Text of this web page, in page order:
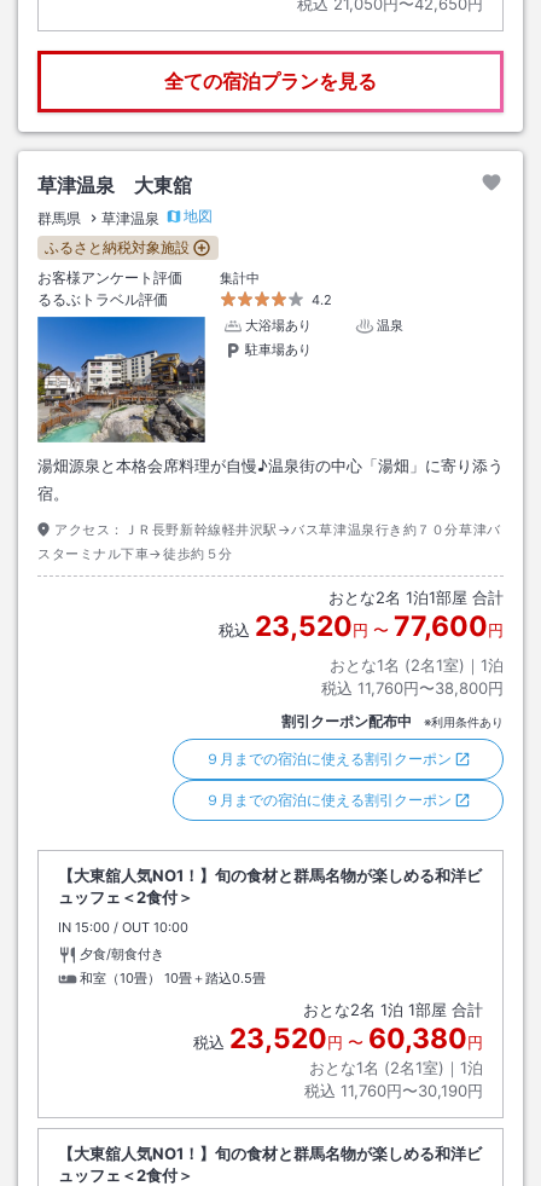
全ての宿泊プランを見る
草津温泉 大東舘
群馬県 草津温泉
地図
ふるさと納税対象施設
お客様アンケート評価
集計中
るるぶトラベル評価
4.2
大浴場あり
温泉
駐車場あり
湯畑源泉と本格会席料理が自慢♪温泉街の中心「湯畑」に寄り添う
宿。
アクセス：
ＪＲ長野新幹線軽井沢駅→バス草津温泉行き約７０分草津バ
スターミナル下車→徒歩約５分
おとな2名 1泊1部屋 合計
税込 23,520円 〜 77,600円
おとな1名 (2名1室)｜ 1泊
税込 11,760円〜38,800円
割引クーポン配布中 ※利用条件あり
９月までの宿泊に使える割引クーポン
９月までの宿泊に使える割引クーポン
【大東舘人気NO1！】旬の食材と群馬名物が楽しめる和洋ビ
ュッフェ＜2食付＞
IN チェックイン
15:00 / OUT チェックアウト
10:00
夕食/朝食付き
和室（10畳）
10畳＋踏込0.5畳
おとな2名 1泊 1部屋 合計
税込 23,520円 〜 60,380円
おとな1名 (2名1室)｜ 1泊
税込 11,760円〜30,190円
【大東舘人気NO1！】旬の食材と群馬名物が楽しめる和洋ビ
ュッフェ＜2食付＞